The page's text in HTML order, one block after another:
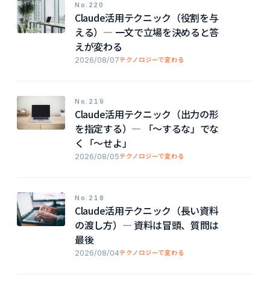
No.220
Claude活用テクニック（役割を与
える）― 一文で立場を決めると答
えが変わる
2026/08/07テクノロジーで変わる
No.219
Claude活用テクニック（出力の形
を指定する）― 「〜するな」でな
く「〜せよ」
2026/08/05テクノロジーで変わる
No.218
Claude活用テクニック（長い資料
の渡し方）― 資料は冒頭、質問は
最後
2026/08/04テクノロジーで変わる